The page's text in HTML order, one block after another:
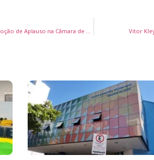
Grupo Oceanic é homenageado com Moção de Aplauso na Câmara de Vereadores de Balneário Camboriú Vitor